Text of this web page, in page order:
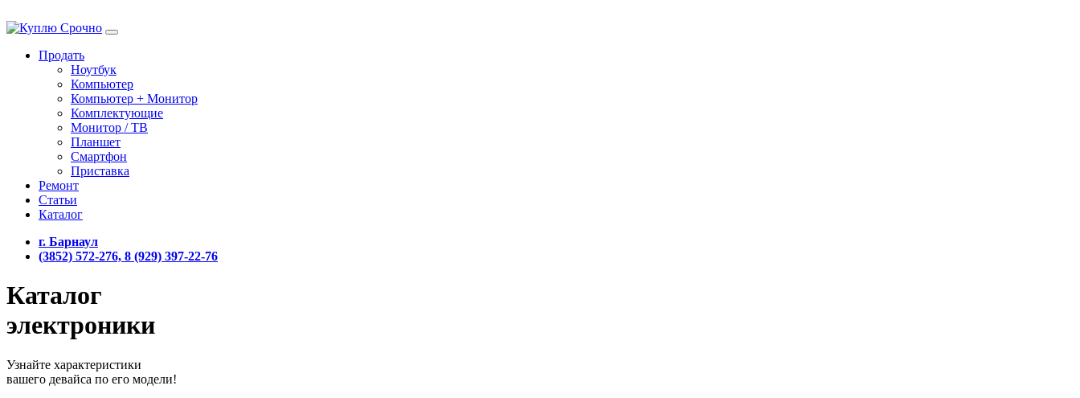
Продать
Ноутбук
Компьютер
Компьютер + Монитор
Комплектующие
Монитор / ТВ
Планшет
Смартфон
Приставка
Ремонт
Статьи
Каталог
г. Барнаул
(3852) 572-276, 8 (929) 397-22-76
Каталог
электроники
Узнайте характеристики
вашего девайса по его модели!